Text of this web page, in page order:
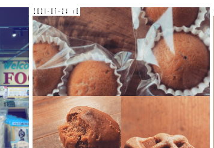
2021-07-24 v0